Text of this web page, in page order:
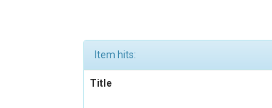
Item hits:
Title